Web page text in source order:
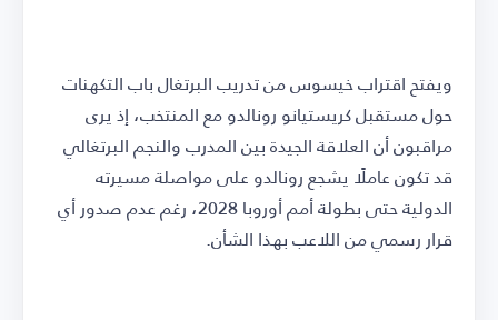
ويفتح اقتراب خيسوس من تدريب البرتغال باب التكهنات
حول مستقبل كريستيانو رونالدو مع المنتخب، إذ يرى
مراقبون أن العلاقة الجيدة بين المدرب والنجم البرتغالي
قد تكون عاملًا يشجع رونالدو على مواصلة مسيرته
الدولية حتى بطولة أمم أوروبا 2028، رغم عدم صدور أي
قرار رسمي من اللاعب بهذا الشأن.